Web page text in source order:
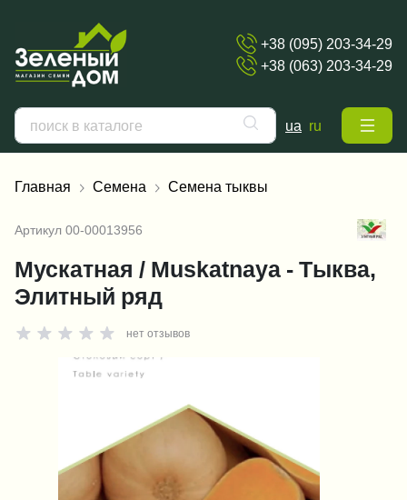
+38 (095) 203-34-29
+38 (063) 203-34-29
ua ru
Главная Семена Семена тыквы
Артикул 00-00013956
Мускатная / Muskatnaya - Тыква,
Элитный ряд
нет отзывов